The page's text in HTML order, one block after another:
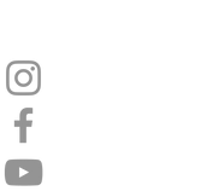
Tijuana,Baja California Mexico
© 2019 by Angel Medina